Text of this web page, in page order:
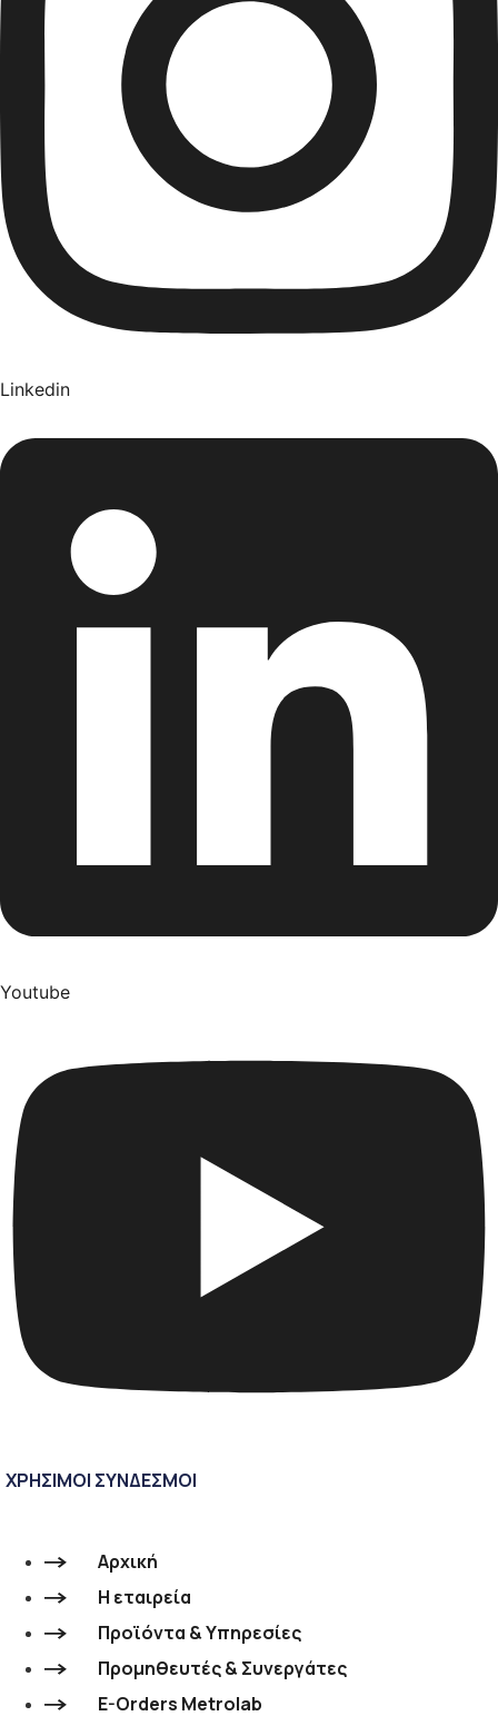
Linkedin
Youtube
ΧΡΗΣΙΜΟΙ ΣΥΝΔΕΣΜΟΙ
Αρχική
Η εταιρεία
Προϊόντα & Υπηρεσίες
Προμηθευτές & Συνεργάτες
E-Orders Metrolab